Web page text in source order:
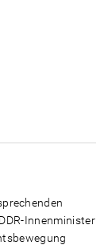
Innenminister